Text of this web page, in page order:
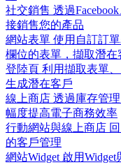
社交銷售 透過
接銷售您的產品
網站表單 使用自訂訂
欄位的表單，擷取潛在
登陸頁 利用擷取表單
生成潛在客戶
線上商店 透過庫存管
幅度提高電子商務效率
行動網站與線上商店
的客戶管理
網站Widget 啟用